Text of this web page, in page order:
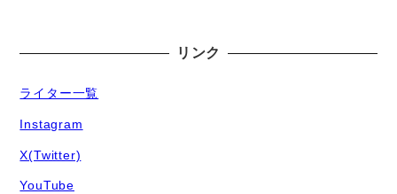
リンク
ライター一覧
Instagram
X(Twitter)
YouTube